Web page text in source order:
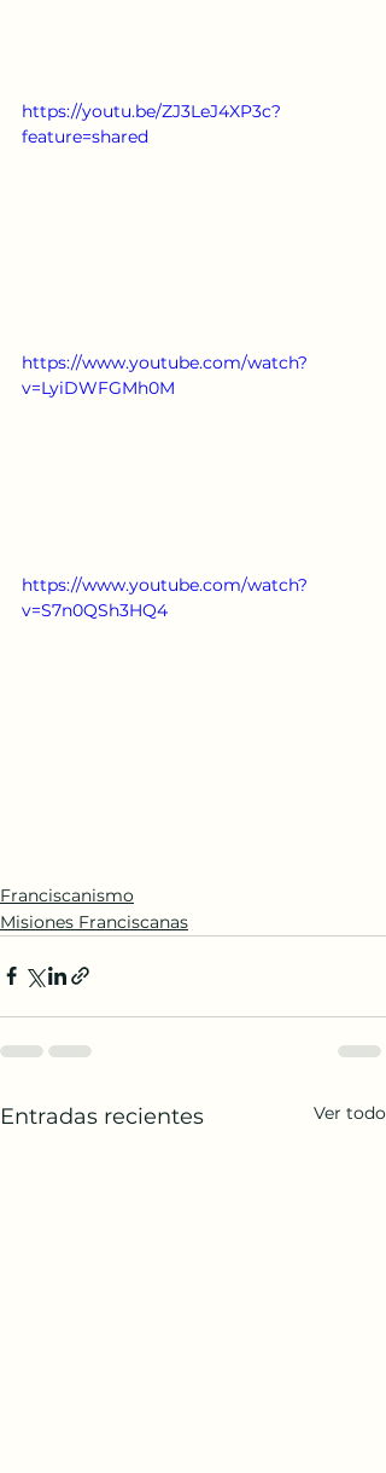
https://youtu.be/ZJ3LeJ4XP3c?
feature=shared
https://www.youtube.com/watch?
v=LyiDWFGMh0M
https://www.youtube.com/watch?
v=S7n0QSh3HQ4
Franciscanismo
Misiones Franciscanas
Entradas recientes Ver todo